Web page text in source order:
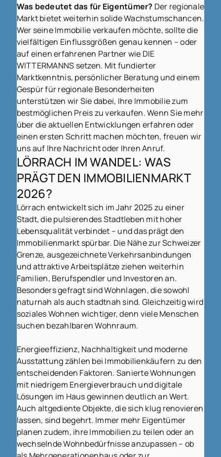
Was bedeutet das für Eigentümer? Der regionale
Markt bietet weiterhin solide Wachstumschancen.
Wer seine Immobilie verkaufen möchte, sollte die
vielfältigen Einflussgrößen genau kennen – oder
auf einen erfahrenen Partner wie DIE
WITTERMANNS setzen. Mit fundierter
Marktkenntnis, persönlicher Beratung und einem
Gespür für regionale Besonderheiten
unterstützen wir Sie dabei, Ihre Immobilie zum
bestmöglichen Preis zu verkaufen. Wenn Sie mehr
über die aktuellen Entwicklungen erfahren oder
einen ersten Schritt machen möchten, freuen wir
uns auf Ihre Nachricht oder Ihren Anruf.
LÖRRACH IM WANDEL: WAS
PRÄGT DEN IMMOBILIENMARKT
2026?
Lörrach entwickelt sich im Jahr 2025 zu einer
Stadt, die pulsierendes Stadtleben mit hoher
Lebensqualität verbindet – und das prägt den
Immobilienmarkt spürbar. Die Nähe zur Schweizer
Grenze, ausgezeichnete Verkehrsanbindungen
und attraktive Arbeitsplätze ziehen weiterhin
Familien, Berufspendler und Investoren an.
Besonders gefragt sind Wohnlagen, die sowohl
naturnah als auch stadtnah sind. Gleichzeitig wird
soziales Wohnen wichtiger, denn viele Menschen
suchen bezahlbaren Wohnraum.
Energieeffizienz, Nachhaltigkeit und moderne
Ausstattung zählen bei Immobilienkäufern zu den
entscheidenden Faktoren. Sanierte Wohnungen
mit niedrigem Energieverbrauch und digitale
Lösungen im Haus gewinnen deutlich an Wert.
Auch altgediente Objekte, die sich klug renovieren
lassen, sind begehrt. Immer mehr Eigentümer
planen zudem, ihre Immobilien zu teilen oder an
wechselnde Wohnbedürfnisse anzupassen – ob